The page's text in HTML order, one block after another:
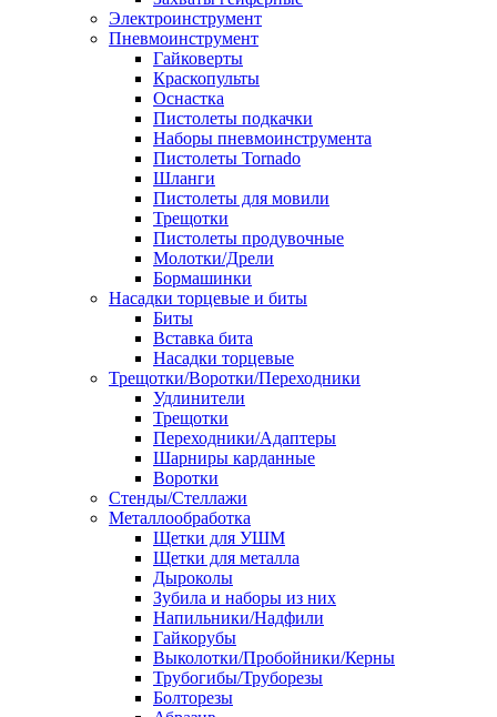
Электроинструмент
Пневмоинструмент
Гайковерты
Краскопульты
Оснастка
Пистолеты подкачки
Наборы пневмоинструмента
Пистолеты Tornado
Шланги
Пистолеты для мовили
Трещотки
Пистолеты продувочные
Молотки/Дрели
Бормашинки
Насадки торцевые и биты
Биты
Вставка бита
Насадки торцевые
Трещотки/Воротки/Переходники
Удлинители
Трещотки
Переходники/Адаптеры
Шарниры карданные
Воротки
Стенды/Стеллажи
Металлообработка
Щетки для УШМ
Щетки для металла
Дыроколы
Зубила и наборы из них
Напильники/Надфили
Гайкорубы
Выколотки/Пробойники/Керны
Трубогибы/Труборезы
Болторезы